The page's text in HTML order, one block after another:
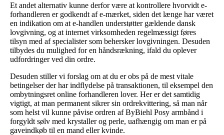
Et andet alternativ kunne derfor være at kontrollere hvorvidt e-
forhandleren er godkendt af e-mærket, siden det længe har været
en indikation om at e-handlen understøtter gældende dansk
lovgivning, og at internet virksomheden regelmæssigt føres
tilsyn med af specialister som behersker lovgivningen. Desuden
tilbydes du mulighed for en håndsrækning, ifald du oplever
udfordringer ved din ordre.
Desuden stiller vi forslag om at du er obs på de mest vitale
betingelser der har indflydelse på transaktionen, til eksempel den
ombytningsret online forhandleren lover. Her er det samtidig
vigtigt, at man permanent sikrer sin ordrekvittering, så man når
som helst vil kunne påvise ordren af ByBiehl Posy armbånd i
forgyldt sølv med krystaller og perle, uafhængig om man er på
gaveindkøb til en mand eller kvinde.